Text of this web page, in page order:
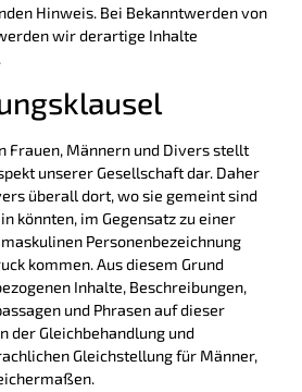
Hinweis. Bei Bekanntwerden von
wir derartige Inhalte
Frauen, Männern und Divers stellt
unserer Gesellschaft dar. Daher
überall dort, wo sie gemeint sind
könnten, im Gegensatz zu einer
Personenbezeichnung
kommen. Aus diesem Grund
Inhalte, Beschreibungen,
und Phrasen auf dieser
der Gleichbehandlung und
Gleichstellung für Männer,